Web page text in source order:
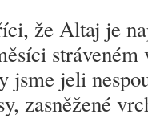
že Altaj je
stráveném
jsme jeli
zasněžené